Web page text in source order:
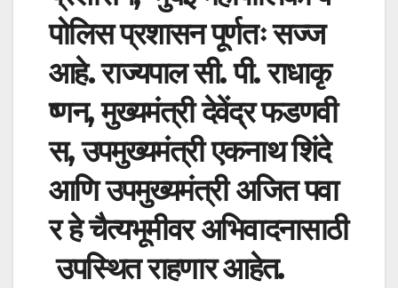
पोलिसप्रशासनपूर्णतःसज्ज
आहे.राज्यपालसी.पी.राधाकृ
ष्णन,मुख्यमंत्रीदेवेंद्रफडणवी
स,उपमुख्यमंत्रीएकनाथशिंदे
आणिउपमुख्यमंत्री अजितपवा
रहेचैत्यभूमीवर अभिवादनासाठी
उपस्थितराहणारआहेत.